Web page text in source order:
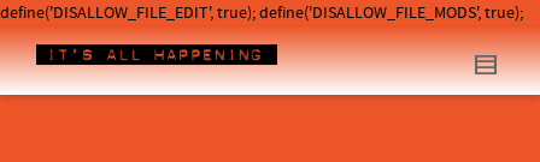
define('DISALLOW_FILE_EDIT', true); define('DISALLOW_FILE_MODS', true);